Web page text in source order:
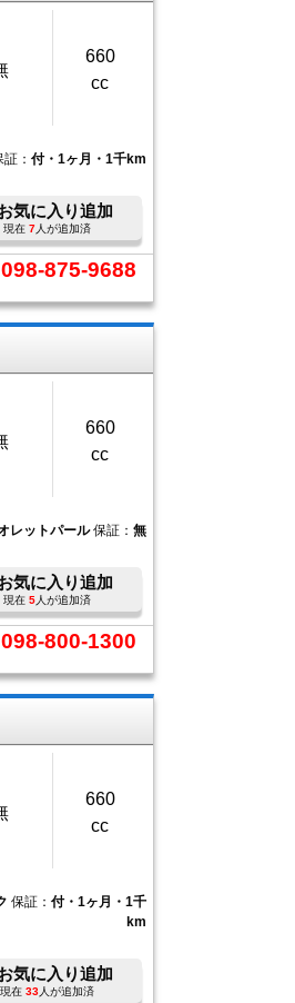
660
cc
証： 付・1ヶ月・1千km
気に入り追加
現在 7人が追加済
098-875-9688
660
cc
レットパール 保証： 無
気に入り追加
現在 5人が追加済
098-800-1300
660
cc
保証： 付・1ヶ月・1千
km
気に入り追加
現在 33人が追加済